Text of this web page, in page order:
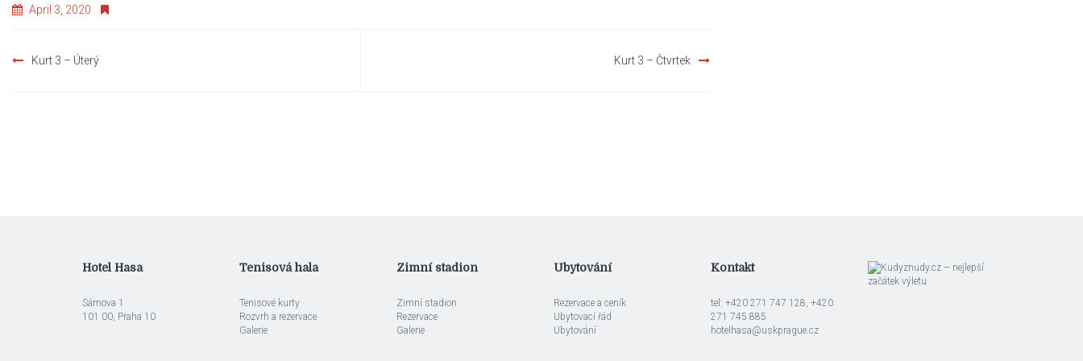
April 3, 2020
Post
Kurt 3 – Úterý Kurt 3 – Čtvrtek
Hotel Hasa
Sámova 1
101 00, Praha 10
Tenisová hala
Tenisové kurty
Rozvrh a rezervace
Galerie
Zimní stadion
Zimní stadion
Rezervace
Galerie
Ubytování
Rezervace a ceník
Ubytovací řád
Ubytování
Kontakt
tel: +420 271 747 128, +420
271 745 885
hotelhasa@uskprague.cz